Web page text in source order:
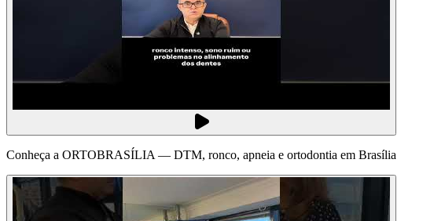
Conheça a ORTOBRASÍLIA — DTM, ronco, apneia e ortodontia em Brasília